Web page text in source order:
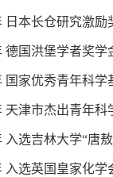
日本长仓研究激励
德国洪堡学者奖学
国家优秀青年科学
天津市杰出青年科
入选吉林大学“唐
入选英国皇家化学